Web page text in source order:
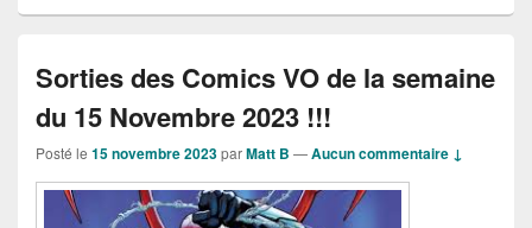
Sorties des Comics VO de la semaine
du 15 Novembre 2023 !!!
Posté le 15 novembre 2023parMatt B —Aucun commentaire ↓